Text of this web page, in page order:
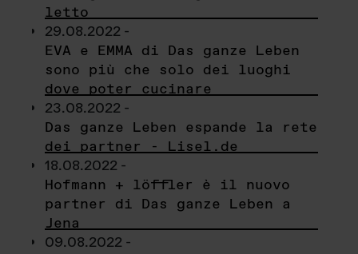
letto
29.08.2022 -
EVA e EMMA di Das ganze Leben
sono più che solo dei luoghi
dove poter cucinare
23.08.2022 -
Das ganze Leben espande la rete
dei partner - Lisel.de
18.08.2022 -
Hofmann + löffler è il nuovo
partner di Das ganze Leben a
Jena
09.08.2022 -